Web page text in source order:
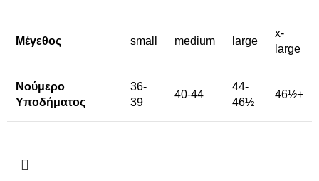
Μέγεθος small medium large
x-
large
Νούμερο
Υποδήματος
36-
39
40-44
44-
46½
46½+